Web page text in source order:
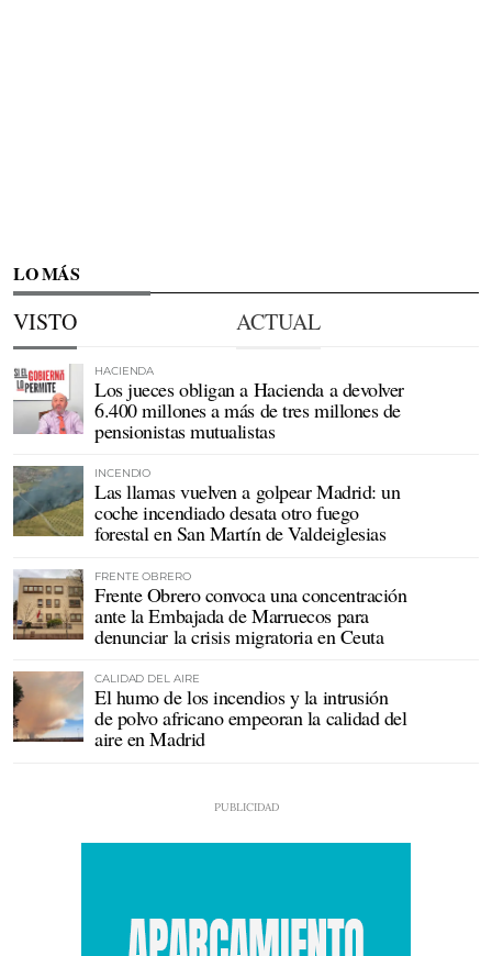
LO MÁS
VISTO ACTUAL
HACIENDA
Los jueces obligan a Hacienda a devolver
6.400 millones a más de tres millones de
pensionistas mutualistas
INCENDIO
Las llamas vuelven a golpear Madrid: un
coche incendiado desata otro fuego
forestal en San Martín de Valdeiglesias
FRENTE OBRERO
Frente Obrero convoca una concentración
ante la Embajada de Marruecos para
denunciar la crisis migratoria en Ceuta
CALIDAD DEL AIRE
El humo de los incendios y la intrusión
de polvo africano empeoran la calidad del
aire en Madrid